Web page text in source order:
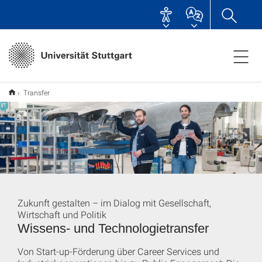
Transfer
Wissens- und Technologietransfer
Zukunft gestalten – im Dialog mit Gesellschaft,
Wirtschaft und Politik
Von Start-up-Förderung über Career Services und